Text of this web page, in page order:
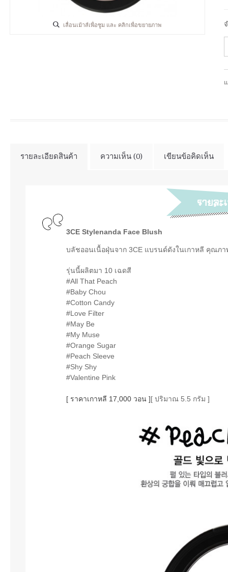
เลื่อนเม้าส์เพื่อซูม และ คลิกเพื่อขยายภาพ
รายละเอียดสินค้า ความเห็น (0) เขียนข้อคิดเห็น
3CE Stylenanda Face Blush
บลัชออนเนื้อฝุ่นจาก 3CE แบรนด์ดังในเกาหลี คุณภ
รุ่นนี้ผลิตมา 10 เฉดสี
#All That Peach
#Baby Chou
#Cotton Candy
#Love Filter
#May Be
#My Muse
#Orange Sugar
#Peach Sleeve
#Shy Shy
#Valentine Pink
[ ราคาเกาหลี 17,000 วอน ][ ปริมาณ 5.5 กรัม ]